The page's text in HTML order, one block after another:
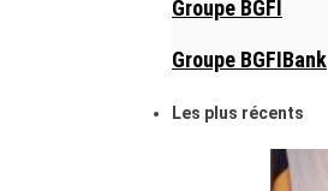
Groupe BGFI
Groupe BGFIBank
Les plus récents